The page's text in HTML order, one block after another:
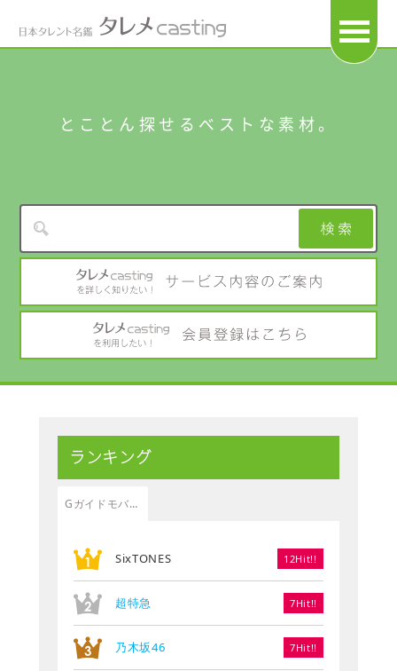
とことん探せるベストな素材。
ランキング
Gガイドモバイル
SixTONES 12Hit!!
超特急 7Hit!!
乃木坂46 7Hit!!